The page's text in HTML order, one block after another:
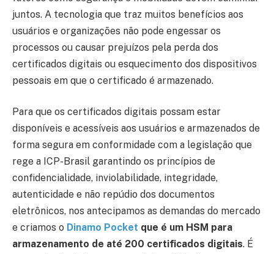
juntos. A tecnologia que traz muitos benefícios aos
usuários e organizações não pode engessar os
processos ou causar prejuízos pela perda dos
certificados digitais ou esquecimento dos dispositivos
pessoais em que o certificado é armazenado.
Para que os certificados digitais possam estar
disponíveis e acessíveis aos usuários e armazenados de
forma segura em conformidade com a legislação que
rege a ICP-Brasil garantindo os princípios de
confidencialidade, inviolabilidade, integridade,
autenticidade e não repúdio dos documentos
eletrônicos, nos antecipamos as demandas do mercado
e criamos o Dinamo Pocket que é um HSM para
armazenamento de até 200 certificados digitais. É